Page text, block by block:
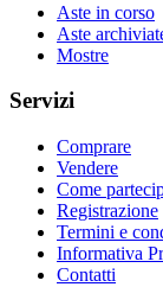
Aste in corso
Aste
Mostre
Servizi
Comprare
Vendere
Come
Registrazione
Termini e
Informativa
Contatti